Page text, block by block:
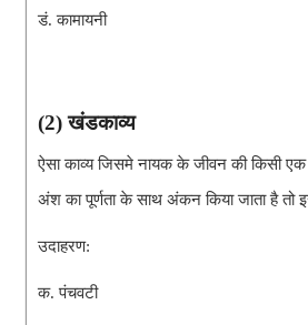
डं. कामायनी
(2) खंडकाव्य
ऐसा काव्य जिसमे नायक के जीवन की किसी एक
अंश का पूर्णता के साथ अंकन किया जाता है तो
उदाहरण:
क. पंचवटी